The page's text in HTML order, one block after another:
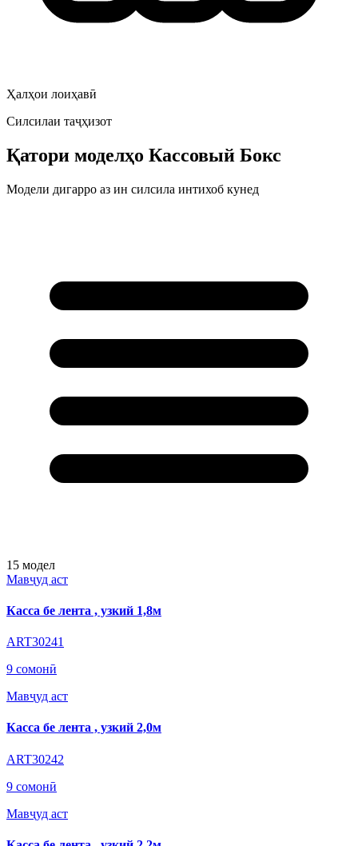
Ҳалҳои лоиҳавӣ
Силсилаи таҷҳизот
Қатори моделҳо Кассовый Бокс
Модели дигарро аз ин силсила интихоб кунед
15 модел
Мавҷуд аст
Касса бе лента , узкий 1,8м
ART30241
9 сомонӣ
Мавҷуд аст
Касса бе лента , узкий 2,0м
ART30242
9 сомонӣ
Мавҷуд аст